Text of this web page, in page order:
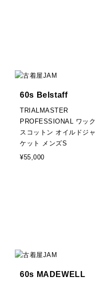
60s Belstaff
TRIALMASTER
PROFESSIONAL ワック
スコットン オイルドジャ
ケット メンズS
¥55,000
60s MADEWELL